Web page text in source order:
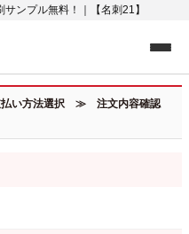
ンプル無料！｜【名刺21】
方法選択 ≫ 注文内容確認